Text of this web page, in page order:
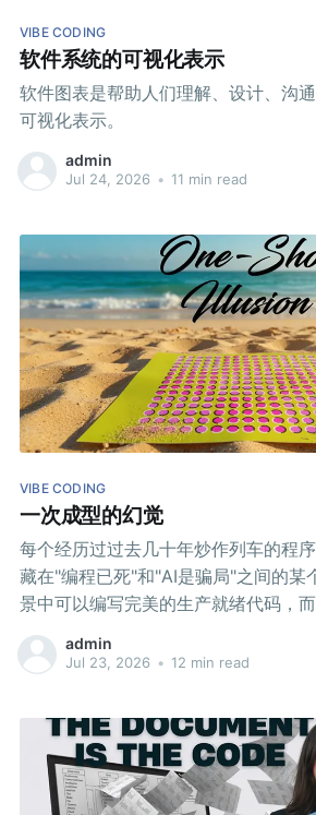
VIBE CODING
软件系统的可视化表示
软件图表是帮助人们理解、设计、沟
可视化表示。
admin
Jul 24, 2026 • 11 min read
VIBE CODING
一次成型的幻觉
每个经历过过去几十年炒作列车的程
藏在"编程已死"和"AI是骗局"之间的某
景中可以编写完美的生产就绪代码，
全失败。
admin
Jul 23, 2026 • 12 min read